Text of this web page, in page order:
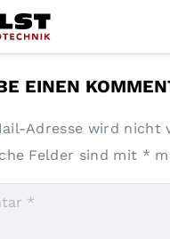
EINEN
Adresse wird
Felder sind mit *